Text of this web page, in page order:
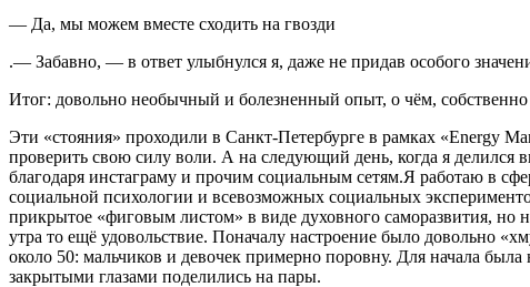
— Да, мы можем вместе сходить на гвозди
.— Забавно, — в ответ улыбнулся я, даже не придав особого
Итог: довольно необычный и болезненный опыт, о чём, собственно
Эти «стояния» проходили в Санкт-Петербурге в рамках «Energy
проверить свою силу воли. А на следующий день, когда я делился
благодаря инстаграму и прочим социальным сетям.Я работаю в
социальной психологии и всевозможных социальных
прикрытое «фиговым листом» в виде духовного саморазвития, но
утра то ещё удовольствие. Поначалу настроение было довольно
около 50: мальчиков и девочек примерно поровну. Для начала
закрытыми глазами поделились на пары.